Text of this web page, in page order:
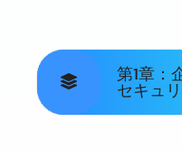
第1章：
セキュ